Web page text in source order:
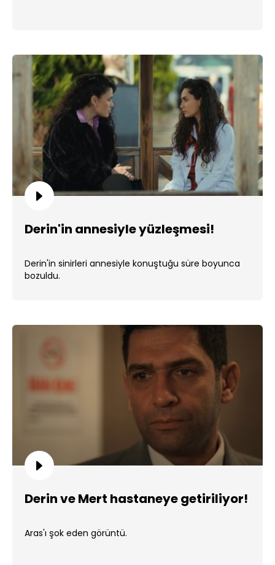
Derin'in annesiyle yüzleşmesi!
Derin'in sinirleri annesiyle konuştuğu süre boyunca
bozuldu.
Derin ve Mert hastaneye getiriliyor!
Aras'ı şok eden görüntü.